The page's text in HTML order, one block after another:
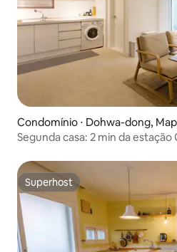
Condomínio ⋅ Dohwa-dong,
Segunda casa: 2 min da estação
Superhost
Superhost